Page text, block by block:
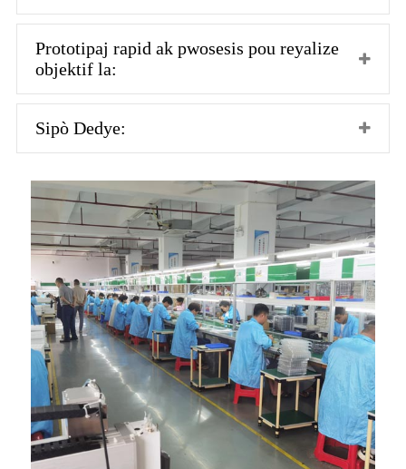
Prototipaj rapid ak pwosesis pou reyalize
objektif la:
Sipò Dedye: